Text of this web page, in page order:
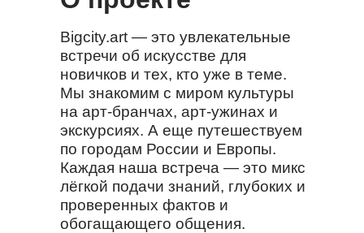
Bigcity.art — это увлекательные
встречи об искусстве для
новичков и тех, кто уже в теме.
Мы знакомим с миром культуры
на арт-бранчах, арт-ужинах и
экскурсиях. А еще путешествуем
по городам России и Европы.
Каждая наша встреча — это микс
лёгкой подачи знаний, глубоких и
проверенных фактов и
обогащающего общения.